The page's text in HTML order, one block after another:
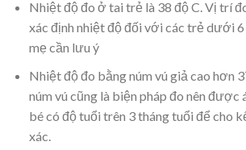
Nhiệt độ đo ở tai trẻ là 38 độ C. Vị trí
xác định nhiệt độ đối với các trẻ dưới 6
mẹ cần lưu ý
Nhiệt độ đo bằng núm vú giả cao hơn
núm vú cũng là biện pháp đo nên được
bé có độ tuổi trên 3 tháng tuổi để cho
xác.